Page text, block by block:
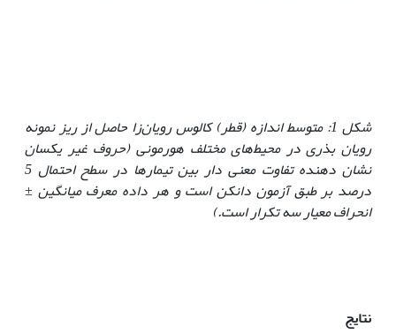
شکل 1: متوسط اندازه (قطر) کالوس رویان‌زا حاصل از ریز نمونه
رویان بذری در محیط‌های مختلف هورمونی (حروف غیر یکسان
نشان دهنده تفاوت معنی دار بین تیمارها در سطح احتمال 5
درصد بر طبق آزمون دانکن است و هر داده معرف میانگین ±
انحراف معیار سه تکرار است.)
نتایج